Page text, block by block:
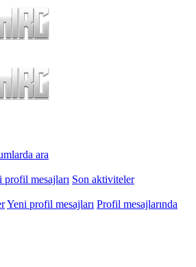
ara
profil mesajları Son aktiviteler
Yeni profil mesajları Profil mesajlarında